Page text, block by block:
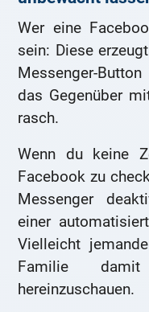
Wer eine
sein: Diese
Messenger-
das Gegenüber
rasch.
Wenn du keine
Facebook zu
Messenger
einer
Vielleicht
Familie damit
hereinzuschauen.